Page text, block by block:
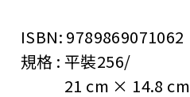
ISBN: 9789869071062
規格 : 平裝256
21 cm × 14.8 cm